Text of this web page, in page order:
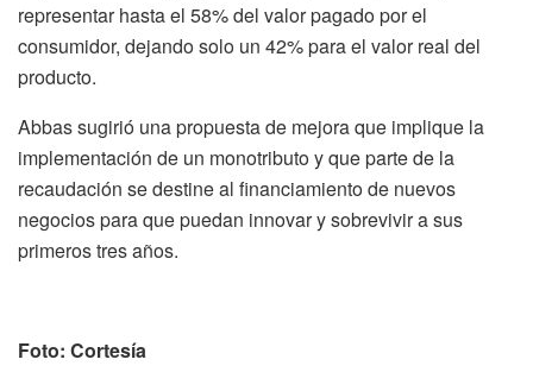
representar hasta el 58% del valor pagado por el
consumidor, dejando solo un 42% para el valor real del
producto.
Abbas sugirió una propuesta de mejora que implique la
implementación de un monotributo y que parte de la
recaudación se destine al financiamiento de nuevos
negocios para que puedan innovar y sobrevivir a sus
primeros tres años.
Foto: Cortesía